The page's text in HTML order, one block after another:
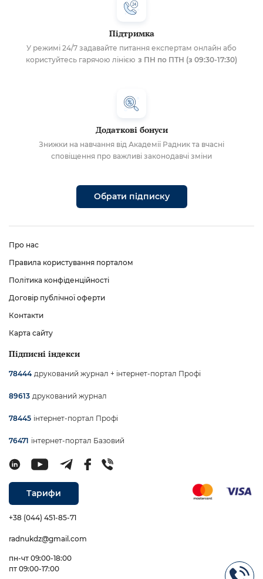
Підтримка
У режимі 24/7 задавайте питання експертам онлайн або
користуйтесь гарячою лінією з ПН по ПТН (з 09:30-17:30)
Додаткові бонуси
Знижки на навчання від Академії Радник та вчасні
сповіщення про важливі законодавчі зміни
Обрати підписку
Про нас
Правила користування порталом
Політика конфіденційності
Договір публічної оферти
Контакти
Карта сайту
Підписні індекси
78444 друкований журнал + інтернет-портал Профі
89613 друкований журнал
78445 інтернет-портал Профі
76471 інтернет-портал Базовий
Тарифи
+38 (044) 451-85-71
radnukdz@gmail.com
пн-чт 09:00-18:00
пт 09:00-17:00